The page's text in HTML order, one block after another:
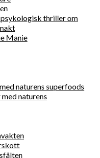
thriller om
Manie
naturens superfoods
naturens